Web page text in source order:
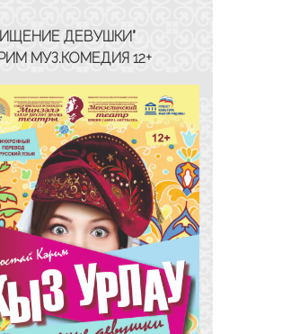
ДЕВУШКИ”
МУЗ.КОМЕДИЯ 12+